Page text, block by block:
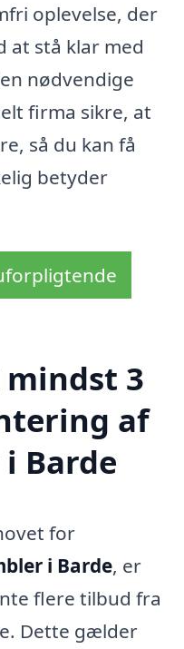
oplevelse, der
at stå klar med
nødvendige
firma sikre, at
så du kan få
betyder
3
af
Barde
for
i Barde, er
flere tilbud fra
Dette gælder